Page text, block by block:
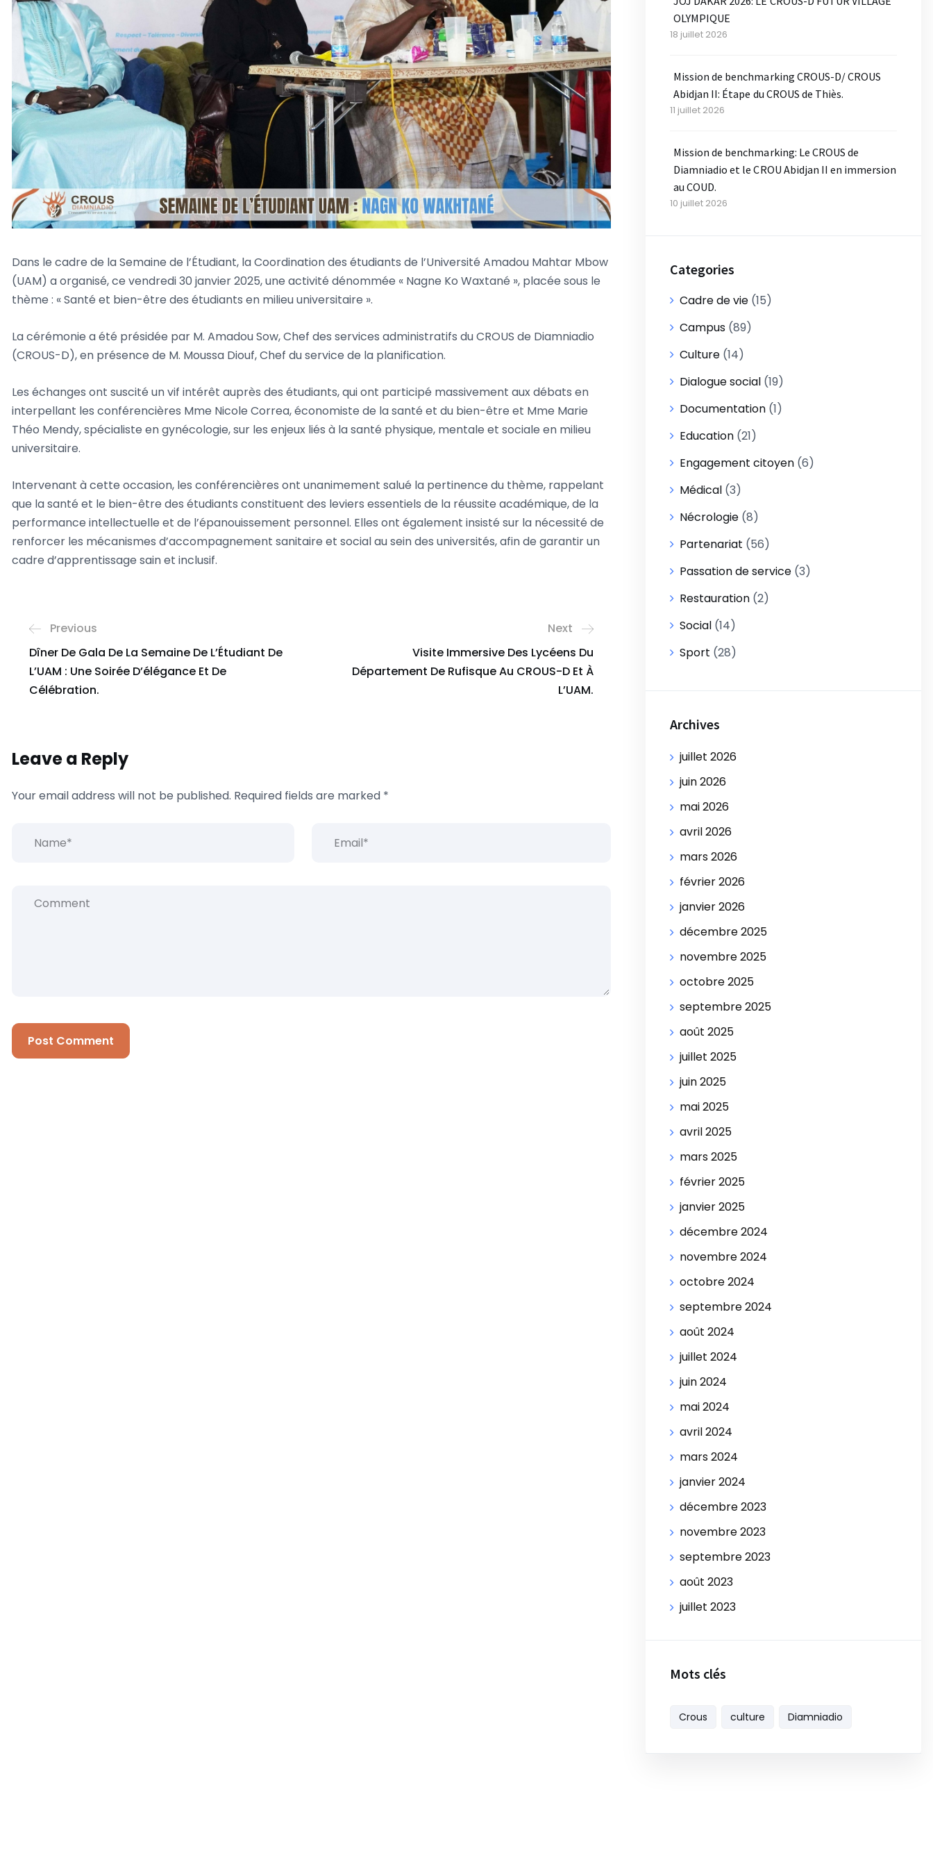
Dans le cadre de la Semaine de l’Étudiant, la Coordination des étudiants de l’Université Amadou Mahtar Mbow
(UAM) a organisé, ce vendredi 30 janvier 2025, une activité dénommée « Nagne Ko Waxtané », placée sous le
thème : « Santé et bien-être des étudiants en milieu universitaire ».
La cérémonie a été présidée par M. Amadou Sow, Chef des services administratifs du CROUS de Diamniadio
(CROUS-D), en présence de M. Moussa Diouf, Chef du service de la planification.
Les échanges ont suscité un vif intérêt auprès des étudiants, qui ont participé massivement aux débats en
interpellant les conférencières Mme Nicole Correa, économiste de la santé et du bien-être et Mme Marie
Théo Mendy, spécialiste en gynécologie, sur les enjeux liés à la santé physique, mentale et sociale en milieu
universitaire.
Intervenant à cette occasion, les conférencières ont unanimement salué la pertinence du thème, rappelant
que la santé et le bien-être des étudiants constituent des leviers essentiels de la réussite académique, de la
performance intellectuelle et de l’épanouissement personnel. Elles ont également insisté sur la nécessité de
renforcer les mécanismes d’accompagnement sanitaire et social au sein des universités, afin de garantir un
cadre d’apprentissage sain et inclusif.
Previous
Dîner De Gala De La Semaine De L’Étudiant De
L’UAM : Une Soirée D’élégance Et De
Célébration.
Next
Visite Immersive Des Lycéens Du
Département De Rufisque Au CROUS-D Et À
L’UAM.
Leave a Reply
Your email address will not be published. Required fields are marked *
OLYMPIQUE
18 juillet 2026
Mission de benchmarking CROUS-D/ CROUS
Abidjan II: Étape du CROUS de Thiès.
11 juillet 2026
Mission de benchmarking: Le CROUS de
Diamniadio et le CROU Abidjan II en immersion
au COUD.
10 juillet 2026
Categories
Cadre de vie (15)
Campus (89)
Culture (14)
Dialogue social (19)
Documentation (1)
Education (21)
Engagement citoyen (6)
Médical (3)
Nécrologie (8)
Partenariat (56)
Passation de service (3)
Restauration (2)
Social (14)
Sport (28)
Archives
juillet 2026
juin 2026
mai 2026
avril 2026
mars 2026
février 2026
janvier 2026
décembre 2025
novembre 2025
octobre 2025
septembre 2025
août 2025
juillet 2025
juin 2025
mai 2025
avril 2025
mars 2025
février 2025
janvier 2025
décembre 2024
novembre 2024
octobre 2024
septembre 2024
août 2024
juillet 2024
juin 2024
mai 2024
avril 2024
mars 2024
janvier 2024
décembre 2023
novembre 2023
septembre 2023
août 2023
juillet 2023
Mots clés
Crous culture Diamniadio